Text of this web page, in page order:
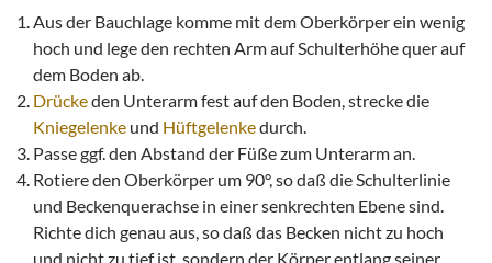
Aus der Bauchlage komme mit dem Oberkörper ein wenig
hoch und lege den rechten Arm auf Schulterhöhe quer auf
dem Boden ab.
Drückeden Unterarm fest auf den Boden, strecke die
Kniegelenke und Hüftgelenkedurch.
Passe ggf. den Abstand der Füße zum Unterarm an.
Rotiere den Oberkörper um 90°, so daß die Schulterlinie
und Beckenquerachse in einer senkrechten Ebene sind.
Richte dich genau aus, so daß das Becken nicht zu hoch
und nicht zu tief ist, sondern der Körper entlang seiner